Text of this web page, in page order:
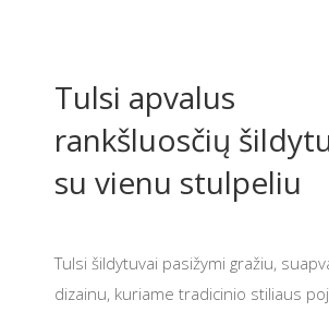
Tulsi apvalus
rankšluosčių
su vienu stulpeliu
Tulsi šildytuvai pasižymi gražiu,
dizainu, kuriame tradicinio stiliaus